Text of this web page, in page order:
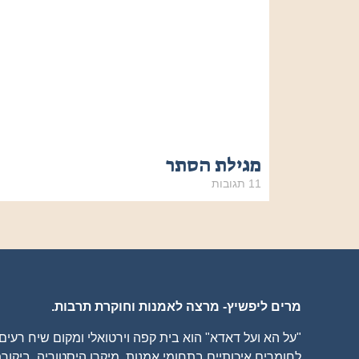
מגילת הסתר
11 תגובות
מרים ליפשיץ- מרצה לאמנות וחוקרת תרבות.
"על הא ועל דאדא" הוא בית קפה וירטואלי ומקום שיח